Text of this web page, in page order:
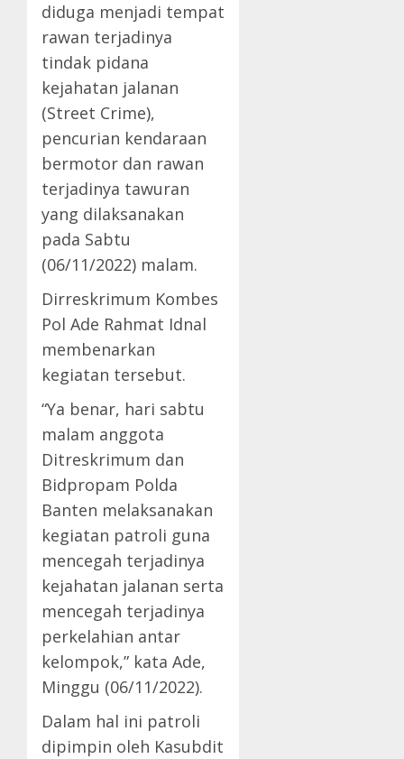
diduga menjadi tempat
rawan terjadinya
tindak pidana
kejahatan jalanan
(Street Crime),
pencurian kendaraan
bermotor dan rawan
terjadinya tawuran
yang dilaksanakan
pada Sabtu
(06/11/2022) malam.
Dirreskrimum Kombes
Pol Ade Rahmat Idnal
membenarkan
kegiatan tersebut.
“Ya benar, hari sabtu
malam anggota
Ditreskrimum dan
Bidpropam Polda
Banten melaksanakan
kegiatan patroli guna
mencegah terjadinya
kejahatan jalanan serta
mencegah terjadinya
perkelahian antar
kelompok,” kata Ade,
Minggu (06/11/2022).
Dalam hal ini patroli
dipimpin oleh Kasubdit